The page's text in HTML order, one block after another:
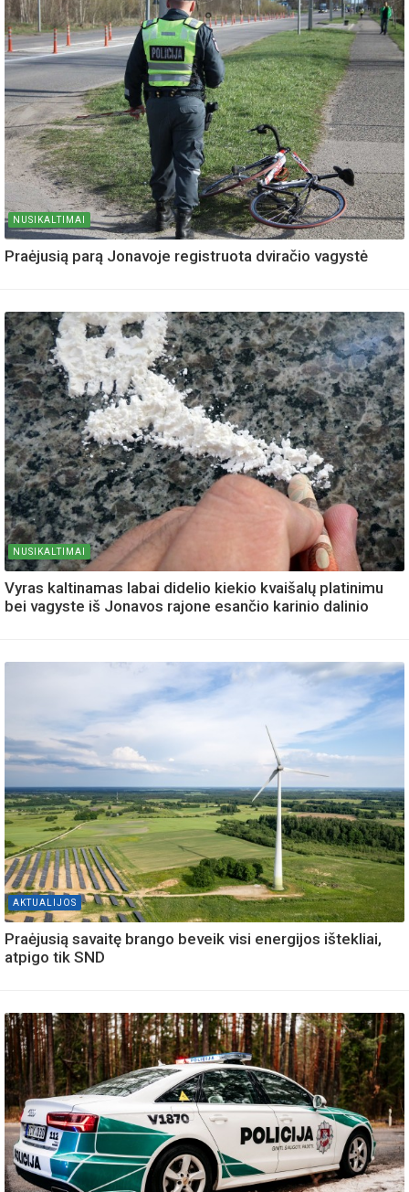
NUSIKALTIMAI
Praėjusią parą Jonavoje registruota dviračio vagystė
NUSIKALTIMAI
Vyras kaltinamas labai didelio kiekio kvaišalų platinimu
bei vagyste iš Jonavos rajone esančio karinio dalinio
AKTUALIJOS
Praėjusią savaitę brango beveik visi energijos ištekliai,
atpigo tik SND